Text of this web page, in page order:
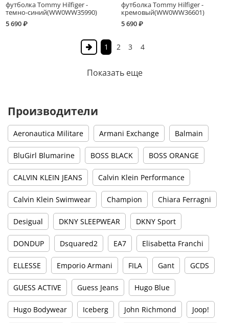
футболка Tommy Hilfiger -
темно-синий(WW0WW35990)
5 690 ₽
футболка Tommy Hilfiger -
кремовый(WW0WW36601)
5 690 ₽
1 2 3 4
Показать еще
Производители
Aeronautica Militare Armani Exchange Balmain
BluGirl Blumarine BOSS BLACK BOSS ORANGE
CALVIN KLEIN JEANS Calvin Klein Performance
Calvin Klein Swimwear Champion Chiara Ferragni
Desigual DKNY SLEEPWEAR DKNY Sport
DONDUP Dsquared2 EA7 Elisabetta Franchi
ELLESSE Emporio Armani FILA Gant GCDS
GUESS ACTIVE Guess Jeans Hugo Blue
Hugo Bodywear Iceberg John Richmond Joop!